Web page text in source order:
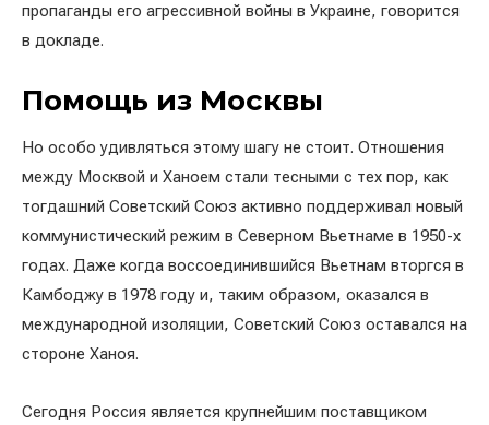
пропаганды его агрессивной войны в Украине, говорится
в докладе.
Помощь из Москвы
Но особо удивляться этому шагу не стоит. Отношения
между Москвой и Ханоем стали тесными с тех пор, как
тогдашний Советский Союз активно поддерживал новый
коммунистический режим в Северном Вьетнаме в 1950-х
годах. Даже когда воссоединившийся Вьетнам вторгся в
Камбоджу в 1978 году и, таким образом, оказался в
международной изоляции, Советский Союз оставался на
стороне Ханоя.
Сегодня Россия является крупнейшим поставщиком